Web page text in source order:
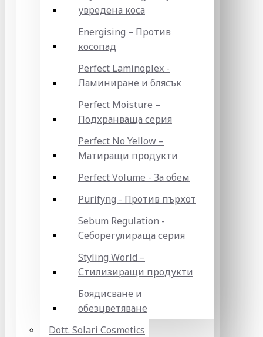
увредена коса
Energising – Против
косопад
Perfect Laminoplex -
Ламиниране и блясък
Perfect Moisture –
Подхранваща серия
Perfect No Yellow –
Матиращи продукти
Perfect Volume - За обем
Purifyng - Против пърхот
Sebum Regulation -
Себорегулираща серия
Styling World –
Стилизиращи продукти
Боядисване и
обезцветяване
Dott. Solari Cosmetics